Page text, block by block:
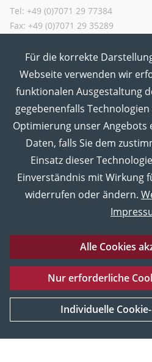
UNESCO
Weltkulturerbe
[Mehr Informationen]
Tel: +49 (0)7071 29 77384
Fax: +49 (0)7071 29 35289
MUT in den Sozialen Medien
© 2026 Museum der Universität
Eberhard Karls Universität
Datenschutz
Service und Material
Für die korrekte
Webseite verwenden wir
funktionalen Ausgestaltung
gegebenenfalls
Optimierung unser Angebots
Daten, falls Sie dem
Einsatz dieser
Einverständnis mit Wirkung
widerrufen oder ändern.
Alle Cookies
Nur erforderliche
Individuelle